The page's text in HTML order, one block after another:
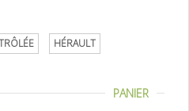
HÉRAULT
PANIER